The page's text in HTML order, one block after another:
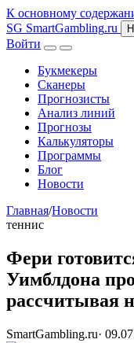
К основному
SG SmartGambling.ru
Войти
Букмекеры
Сканеры
Прогнозисты
Анализ линий
Прогнозы
Калькуляторы
Программы
Блог
Новости
Главная/Новости
теннис
Фери
Уимблдона
рассчитывая
SmartGambling.ru·